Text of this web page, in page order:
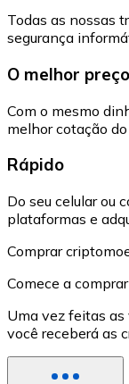
Todas as nossas
segurança
O melhor preço
Com o mesmo
melhor cotação do
Rápido
Do seu celular ou
plataformas e
Comprar
Comece a
Uma vez feitas
você receberá as